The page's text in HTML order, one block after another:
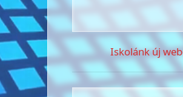
Iskolánk új